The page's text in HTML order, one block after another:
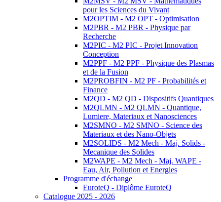
pour les Sciences du Vivant
M2OPTIM - M2 OPT - Optimisation
M2PBR - M2 PBR - Physique par
Recherche
M2PIC - M2 PIC - Projet Innovation
Conception
M2PPF - M2 PPF - Physique des Plasmas
et de la Fusion
M2PROBFIN - M2 PF - Probabilités et
Finance
M2QD - M2 QD - Dispositifs Quantiques
M2QLMN - M2 QLMN - Quantique,
Lumiere, Materiaux et Nanosciences
M2SMNO - M2 SMNO - Science des
Materiaux et des Nano-Objets
M2SOLIDS - M2 Mech - Maj. Solids -
Mecanique des Solides
M2WAPE - M2 Mech - Maj. WAPE -
Eau, Air, Pollution et Energies
Programme d'échange
EuroteQ - Diplôme EuroteQ
Catalogue 2025 - 2026